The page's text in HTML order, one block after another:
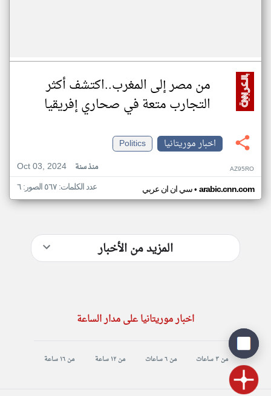
من مصر إلى المغرب..اكتشف أكثر
التجارب متعة في صحاري إفريقيا
اخبار موريتانيا
Politics
Oct 03, 2024
منذ سنة AZ95RO
سي ان ان عربي• arabic.cnn.com عدد الكلمات: ٥٦٧ الصور: ٦
المزيد من الأخبار
اخبار موريتانيا على مدار الساعة
من ٣ ساعات من ٦ ساعات من ١٢ ساعة من ١٦ ساعة